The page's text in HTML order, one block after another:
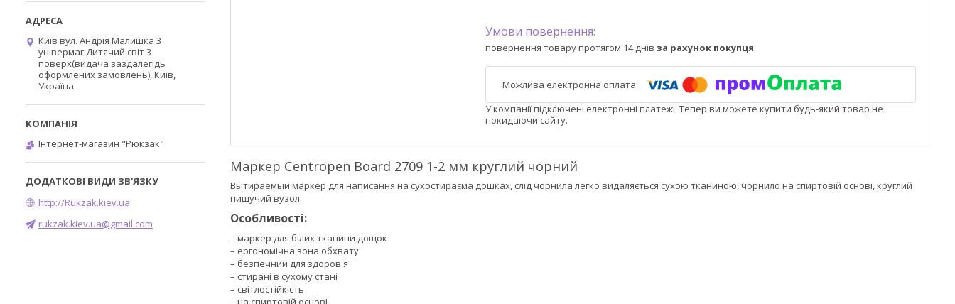
повернення товару протягом 14 днів за рахунок покупця
У компанії підключені електронні платежі. Тепер ви можете купити будь-який товар не
покидаючи сайту.
Маркер Centropen Board 2709 1-2 мм круглий чорний
Вытираемый маркер для написання на сухостираєма дошках, слід чорнила легко видаляється сухою тканиною, чорнило на спиртовій основі, круглий
пишучий вузол.
Особливості:
– маркер для білих тканини дощок
– ергономічна зона обхвату
– безпечний для здоров'я
– стирані в сухому стані
– світлостійкість
Київ вул. Андрія Малишка 3
універмаг Дитячий світ 3
поверх(видача заздалегідь
оформлених замовлень), Київ,
Україна
Інтернет-магазин "Рюкзак"
http://Rukzak.kiev.ua
rukzak.kiev.ua@gmail.com